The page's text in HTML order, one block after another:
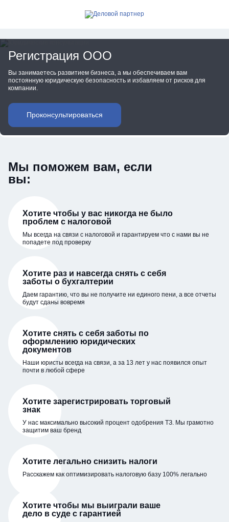
Открыть мобильное меню
Регистрация ООО
Вы занимаетесь развитием бизнеса, а мы обеспечиваем вам
постоянную юридическую безопасность и избавляем от рисков для
компании.
Проконсультироваться
Мы поможем вам, если
вы:
Хотите чтобы у вас никогда не было
проблем с налоговой
Мы всегда на связи с налоговой и гарантируем что с нами вы не
попадете под проверку
Хотите раз и навсегда снять с себя
заботы о бухгалтерии
Даем гарантию, что вы не получите ни единого пени, а все отчеты
будут сданы вовремя
Хотите снять с себя заботы по
оформлению юридических
документов
Наши юристы всегда на связи, а за 13 лет у нас появился опыт
почти в любой сфере
Хотите зарегистрировать торговый
знак
У нас максимально высокий процент одобрения ТЗ. Мы грамотно
защитим ваш бренд
Хотите легально снизить налоги
Расскажем как оптимизировать налоговую базу 100% легально
Хотите чтобы мы выиграли ваше
дело в суде с гарантией